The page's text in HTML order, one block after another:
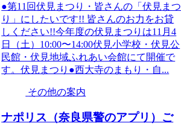
●第11回伏見まつり・皆さんの「伏見まつ
り」にしたいです!! 皆さんのお力をお貸
しください!!今年度の伏見まつりは11月4
日（土）10:00〜14:00伏見小学校・伏見公
民館・伏見地域ふれあい会館にて開催で
す。伏見まつり●西大寺のまもり・自...
その他の案内
ナポリス（奈良県警のアプリ）ご